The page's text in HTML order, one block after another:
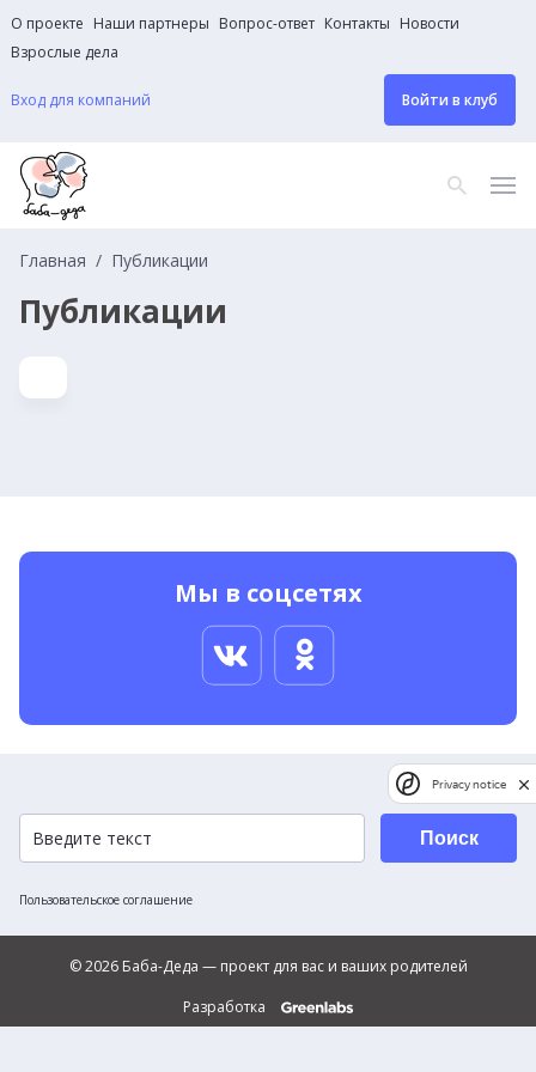
О проекте Наши партнеры Вопрос-ответ Контакты Новости
Взрослые дела
Вход для компаний Войти в клуб
Главная Публикации
Публикации
Мы в соцсетях
Пользовательское соглашение
Поиск
© 2026 Баба-Деда — проект для вас и ваших родителей
Разработка
Privacy notice